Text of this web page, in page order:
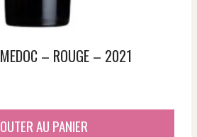
– ROUGE – 2021
AU PANIER